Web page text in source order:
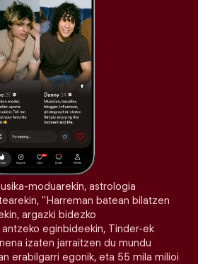
moduarekin, astrologia
"Harreman batean bilatzen
argazki bidezko
eginbideekin, Tinder-ek
izaten jarraitzen du mundu
erabilgarri egonik, eta 55 mila milioi